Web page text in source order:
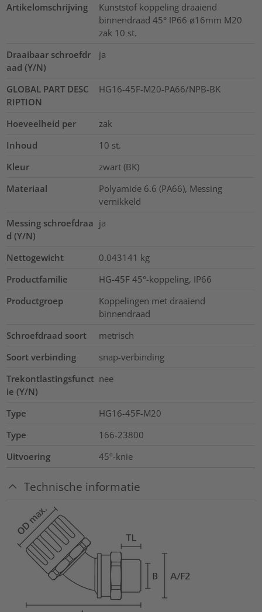
Artikelomschrijving
Kunststof koppeling draaiend
binnendraad 45° IP66 ø16mm M20
zak 10 st.
Draaibaar schroefdr
aad (Y/N)
ja
GLOBAL PART DESC
RIPTION
HG16-45F-M20-PA66/NPB-BK
Hoeveelheid per
zak
Inhoud
10 st.
Kleur
zwart (BK)
Materiaal
Polyamide 6.6 (PA66), Messing
vernikkeld
Messing schroefdraa
d (Y/N)
ja
Nettogewicht 0.043141 kg
Productfamilie
HG-45F 45°-koppeling, IP66
Productgroep
Koppelingen met draaiend
binnendraad
Schroefdraad soort
metrisch
Soort verbinding
snap-verbinding
Trekontlastingsfunct
ie (Y/N)
nee
Type
HG16-45F-M20
Type
166-23800
Uitvoering
45º-knie
Technische informatie